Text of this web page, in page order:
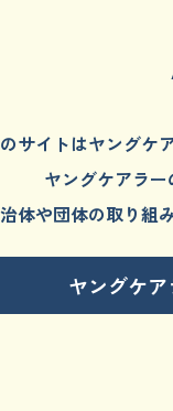
サイトはヤングケ
ヤングケアラ
体や団体の取り組み
ヤングケ